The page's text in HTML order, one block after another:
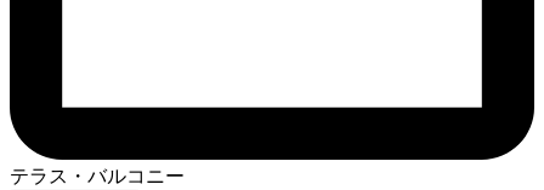
テラス・バルコニー